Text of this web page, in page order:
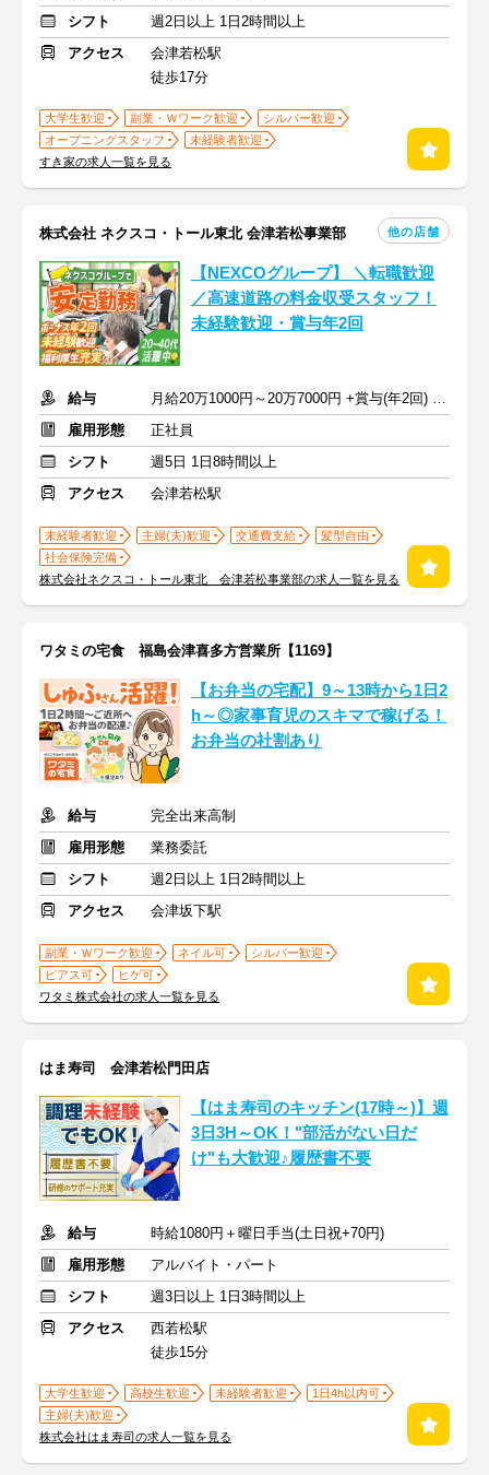
シフト
週2日以上 1日2時間以上
アクセス
会津若松駅
徒歩17分
大学生歓迎 副業・Ｗワーク歓迎
シルバー歓迎
オープニングスタッフ
未経験者歓迎
すき家の求人一覧を見る
株式会社 ネクスコ・トール東北 会津若松事業部 他の店舗
【NEXCOグループ】 ＼転職歓迎
／高速道路の料金収受スタッフ！
未経験歓迎・賞与年2回
給与
月給20万1000円～20万7000円 +賞与(年2回) + 交通費その他諸手当
雇用形態
正社員
シフト
週5日 1日8時間以上
アクセス
会津若松駅
未経験者歓迎 主婦(夫)歓迎 交通費支給
髪型自由
社会保険完備
株式会社ネクスコ・トール東北 会津若松事業部の求人一覧を見る
ワタミの宅食 福島会津喜多方営業所【1169】
【お弁当の宅配】9～13時から1日2
h～◎家事育児のスキマで稼げる！
お弁当の社割あり
給与
完全出来高制
雇用形態
業務委託
シフト
週2日以上 1日2時間以上
アクセス
会津坂下駅
副業・Ｗワーク歓迎 ネイル可
シルバー歓迎
ピアス可
ヒゲ可
ワタミ株式会社の求人一覧を見る
はま寿司 会津若松門田店
【はま寿司のキッチン(17時～)】週
3日3H～OK！"部活がない日だ
け"も大歓迎♪履歴書不要
給与
時給1080円＋曜日手当(土日祝+70円)
雇用形態
アルバイト・パート
シフト
週3日以上 1日3時間以上
アクセス
西若松駅
徒歩15分
大学生歓迎 高校生歓迎 未経験者歓迎
1日4h以内可
主婦(夫)歓迎
株式会社はま寿司の求人一覧を見る